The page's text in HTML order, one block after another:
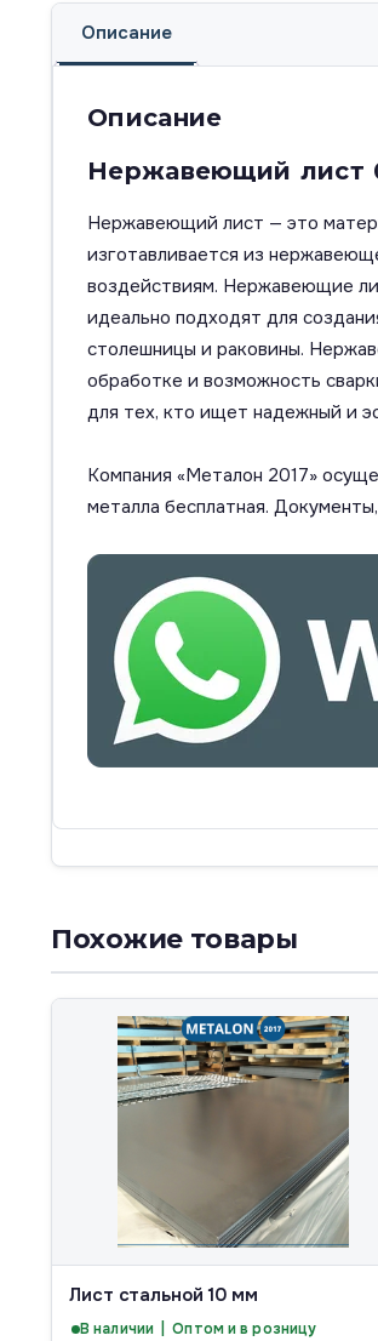
Описание
Описание
Нержавеющий лист
Нержавеющий лист — это
изготавливается из
воздействиям. Нержавеющие
идеально подходят для
столешницы и раковины.
обработке и возможность
для тех, кто ищет надежный и
Компания «Металон 2017»
металла бесплатная.
Похожие товары
Лист стальной 10 мм
В наличии | Оптом и в розницу